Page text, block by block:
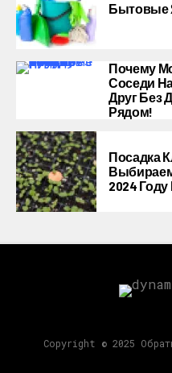
Бытовые
Почему
Соседи
Друг Без
Рядом!
Посадка
2024
Copyright © 2025